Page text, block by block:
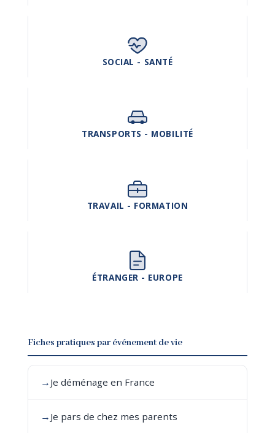
SOCIAL - SANTÉ
TRANSPORTS - MOBILITÉ
TRAVAIL - FORMATION
ÉTRANGER - EUROPE
Fiches pratiques par événement de vie
→ Je déménage en France
→ Je pars de chez mes parents